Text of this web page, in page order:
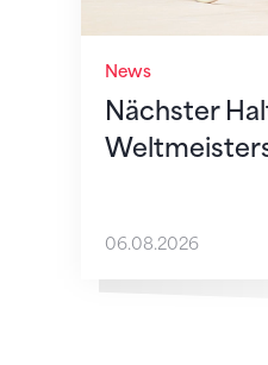
News
Nächster
06.08.2026